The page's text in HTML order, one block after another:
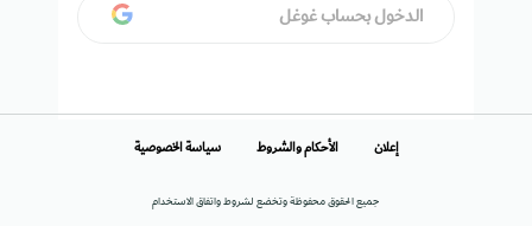
الدخول بحساب غوغل
جميع الحقوق محفوظة وتخضع لشروط واتفاق الاستخدام
إعلان الأحكام والشروط سياسة الخصوصية